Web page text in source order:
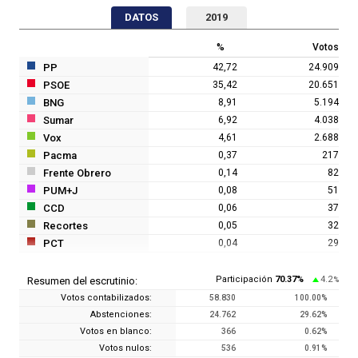
DATOS 2019
% Votos
PP 42,72 24.909
PSOE 35,42 20.651
BNG 8,91 5.194
Sumar 6,92 4.038
Vox 4,61 2.688
Pacma 0,37 217
Frente Obrero 0,14 82
PUM+J 0,08 51
CCD 0,06 37
Recortes 0,05 32
PCT 0,04 29
Resumen del escrutinio: Participación 70.37% 4.2 %
Votos contabilizados: 58.830 100.00%
Abstenciones: 24.762 29.62%
Votos en blanco: 366 0.62%
Votos nulos: 536 0.91 %